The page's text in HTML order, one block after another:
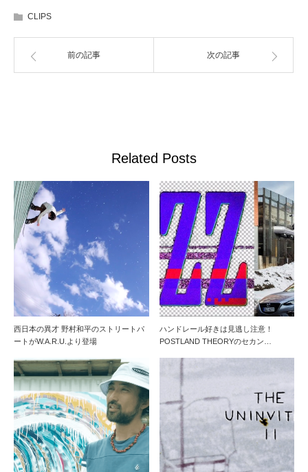
CLIPS
前の記事 次の記事
Related Posts
西日本の異才 野村和平のストリートパ
ートがW.A.R.U.より登場
ハンドレール好きは見逃し注意！
POSTLAND THEORYのセカン…